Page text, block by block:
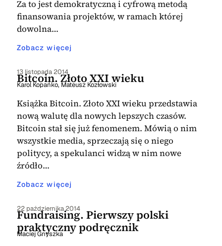
Za to jest demokratyczną i cyfrową metodą
finansowania projektów, w ramach której
dowolna…
Zobacz więcej
13 listopada 2014
Bitcoin. Złoto XXI wieku
Karol Kopańko,Mateusz Kozłowski
Książka Bitcoin. Złoto XXI wieku przedstawia
nową walutę dla nowych lepszych czasów.
Bitcoin stał się już fenomenem. Mówią o nim
wszystkie media, sprzeczają się o niego
politycy, a spekulanci widzą w nim nowe
źródło…
Zobacz więcej
22 października 2014
Fundraising. Pierwszy polski
praktyczny podręcznik
Maciej Gnyszka